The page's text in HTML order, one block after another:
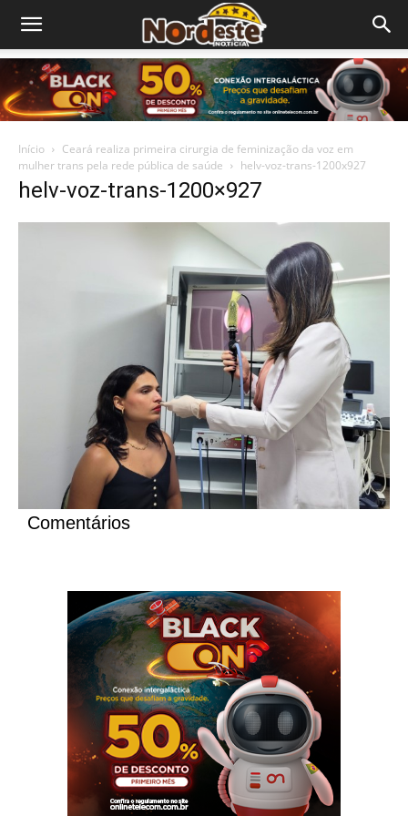
Início
Ceará realiza primeira cirurgia de feminização da voz em
mulher trans pela rede pública de saúde
helv-voz-trans-1200x927
helv-voz-trans-1200×927
Comentários